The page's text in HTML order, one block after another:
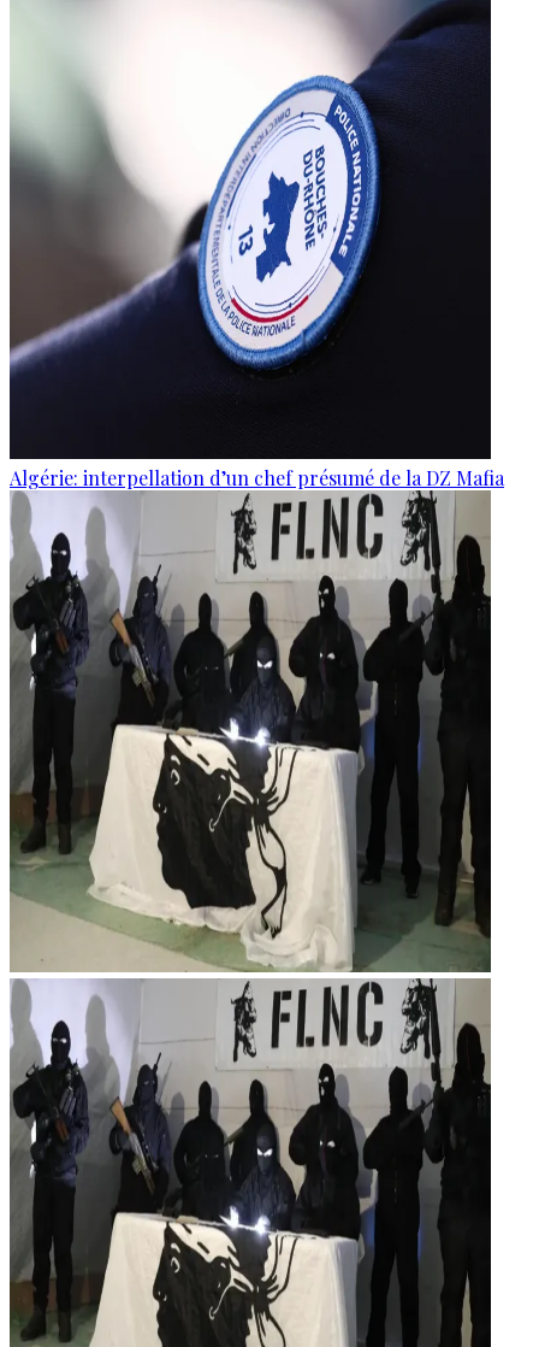
Algérie: interpellation d’un chef présumé de la DZ Mafia